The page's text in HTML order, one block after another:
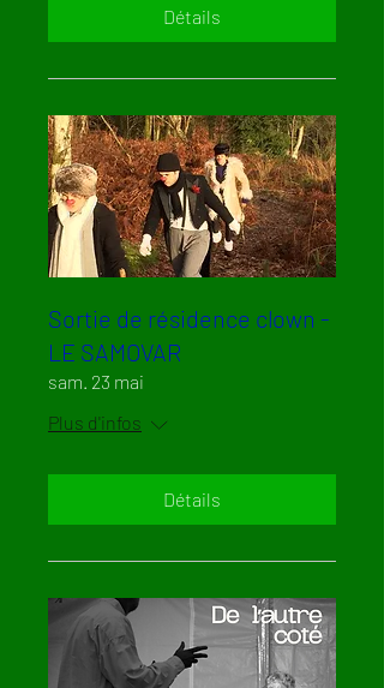
Détails
Sortie de résidence clown -
LE SAMOVAR
sam. 23 mai
Plus d'infos
Détails